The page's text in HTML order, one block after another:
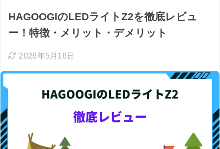
HAGOOGIのLEDライトZ2を徹底レビュ
ー！特徴・メリット・デメリット
2026年5月16日